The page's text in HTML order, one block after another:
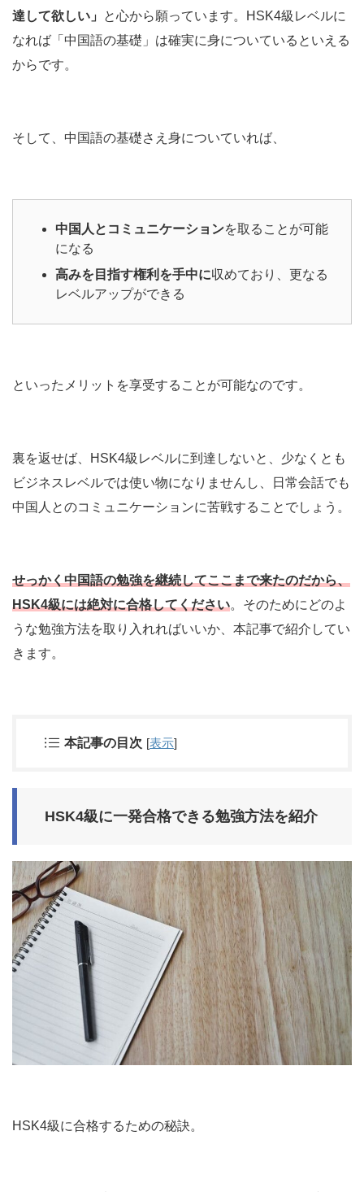
達して欲しい」
と心から願っています。HSK4級レベルに
なれば「中国語の基礎」は確実に身についているといえる
からです。
そして、中国語の基礎さえ身についていれば、
中国人とコミュニケーションを取ることが可能
になる
高みを目指す権利を手中に収めており、更なる
レベルアップができる
といったメリットを享受することが可能なのです。
裏を返せば、HSK4級レベルに到達しないと、少なくとも
ビジネスレベルでは使い物になりませんし、日常会話でも
中国人とのコミュニケーションに苦戦することでしょう。
せっかく中国語の勉強を継続してここまで来たのだから、
HSK4級には絶対に合格してください。そのためにどのよ
うな勉強方法を取り入れればいいか、本記事で紹介してい
きます。
本記事の目次 [表示]
HSK4級に一発合格できる勉強方法を紹介
HSK4級に合格するための秘訣。